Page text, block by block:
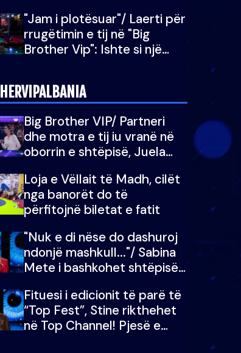
"Jam i plotësuar"/ Laerti për
rrugëtimin e tij në "Big
Brother Vip": Ishte si një
Big Brother VIP/ Partneri
dhe motra e tij iu vranë në
oborrin e shtëpisë, Juela
e doja më jetën, do të
martoheshim, por zemra mu
copëtua
Loja e Vëllait të Madh, cilët
nga banorët do të
përfitojnë biletat e fatit
"Nuk e di nëse do dashuroj
ndonjë mashkull..."/ Sabina
Mete i bashkohet shtëpisë
Ëmbëlsira për në fund!
Fituesi i edicionit të parë të
“Top Fest”, Stine rikthehet
në Top Channel! Pjesë e